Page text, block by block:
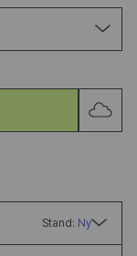
Stand: Ny